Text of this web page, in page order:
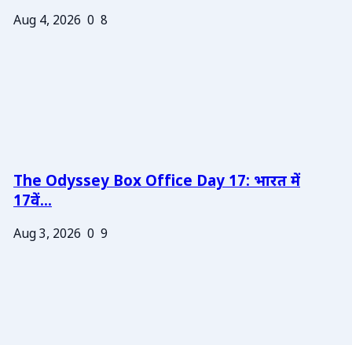
Aug 4, 2026 0 8
The Odyssey Box Office Day 17: भारत में
17वें...
Aug 3, 2026 0 9